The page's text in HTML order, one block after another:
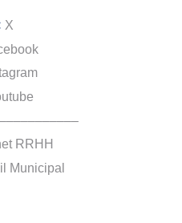
X
RRHH
Municipal